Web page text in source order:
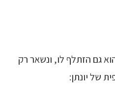
גם הזתלף לו, ונשאר רק
של יונתן: